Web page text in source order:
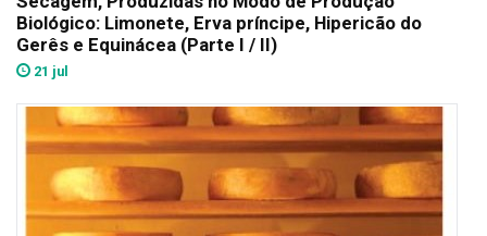
Biológico: Limonete, Erva príncipe, Hipericão do
Gerês e Equinácea (Parte I / II)
21 jul